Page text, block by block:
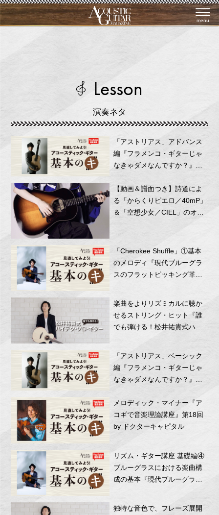
menu
Lesson
演奏ネタ
「アストリアス」アドバンス
編『フラメンコ・ギターじゃ
なきゃダメなんですか？』第
【動画＆譜面つき】詩道によ
る「からくりピエロ／40mP」
＆「空想少女／CIEL」のオリ
「Cherokee Shuffle」①基本
のメロディ『現代ブルーグラ
スのフラットピッキング革
楽曲をよりリズミカルに聴か
せるストリング・ヒット『誰
でも弾ける！松井祐貴式ハイ
「アストリアス」ベーシック
編『フラメンコ・ギターじゃ
なきゃダメなんですか？』第
メロディック・マイナー『ア
コギで音楽理論講座』第18回
by ドクターキャピタル
リズム・ギター講座 基礎編④
ブルーグラスにおける楽曲構
成の基本『現代ブルーグラス
独特な音色で、フレーズ展開